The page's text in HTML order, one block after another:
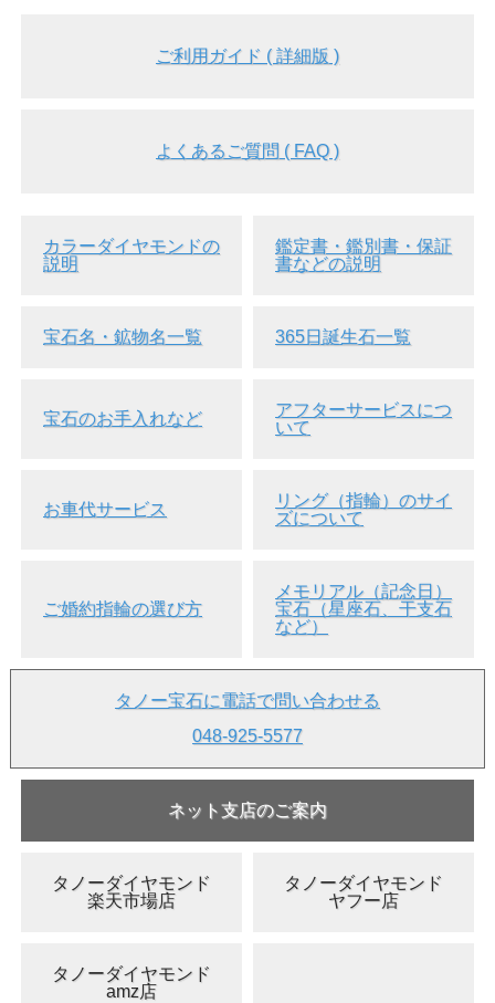
ご利用ガイド ( 詳細版 )
よくあるご質問 ( FAQ )
カラーダイヤモンドの
説明
鑑定書・鑑別書・保証
書などの説明
宝石名・鉱物名一覧 365日誕生石一覧
宝石のお手入れなど
アフターサービスにつ
いて
お車代サービス
リング（指輪）のサイ
ズについて
ご婚約指輪の選び方
メモリアル（記念日）
宝石（星座石、干支石
など）
タノー宝石に電話で問い合わせる
048-925-5577
ネット支店のご案内
タノーダイヤモンド
楽天市場店
タノーダイヤモンド
ヤフー店
タノーダイヤモンド
amz店